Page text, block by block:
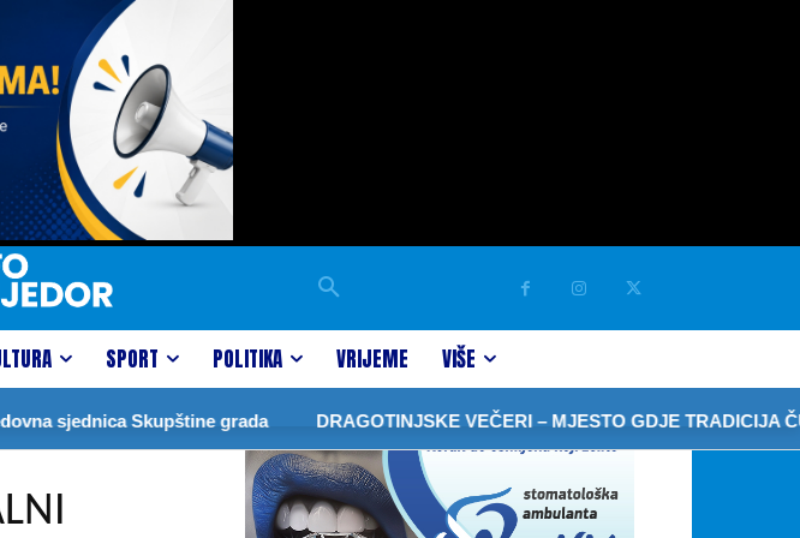
SPORT POLITIKA VRIJEME VIŠE
Skupštine grada DRAGOTINJSKE VEČERI – MJESTO GDJE TRADICIJA ČUVA